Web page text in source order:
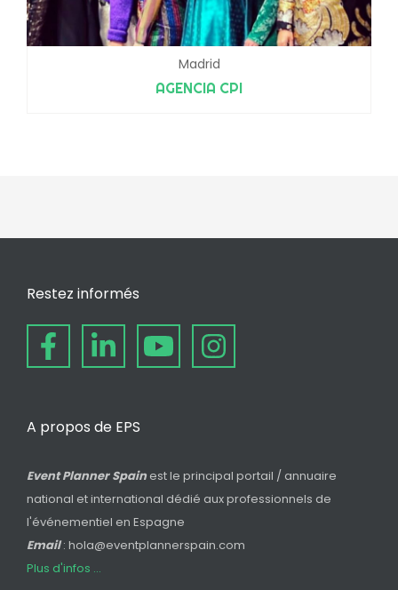
Madrid
AGENCIA CPI
Restez informés
A propos de EPS
Event Planner Spain est le principal portail / annuaire
national et international dédié aux professionnels de
l'événementiel en Espagne
Email: hola@eventplannerspain.com
Plus d'infos ...